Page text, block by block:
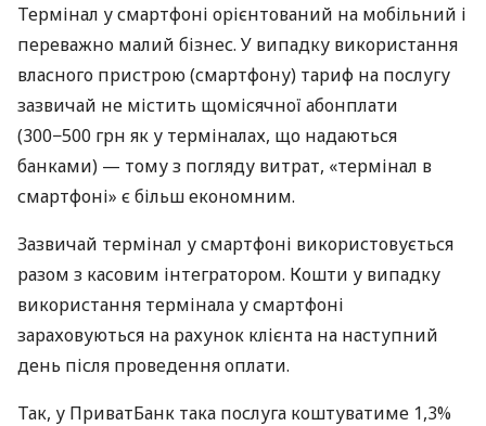
Термінал у смартфоні орієнтований на мобільний і
переважно малий бізнес. У випадку використання
власного пристрою (смартфону) тариф на послугу
зазвичай не містить щомісячної абонплати
(300−500 грн як у терміналах, що надаються
банками) — тому з погляду витрат, «термінал в
смартфоні» є більш економним.
Зазвичай термінал у смартфоні використовується
разом з касовим інтегратором. Кошти у випадку
використання термінала у смартфоні
зараховуються на рахунок клієнта на наступний
день після проведення оплати.
Так, у ПриватБанк така послуга коштуватиме 1,3%